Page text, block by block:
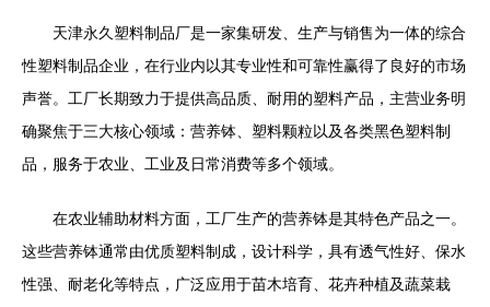
天津永久塑料制品厂是一家集研发、生产与销售为一体的综合
性塑料制品企业，在行业内以其专业性和可靠性赢得了良好的市场
声誉。工厂长期致力于提供高品质、耐用的塑料产品，主营业务明
确聚焦于三大核心领域：营养钵、塑料颗粒以及各类黑色塑料制
品，服务于农业、工业及日常消费等多个领域。
在农业辅助材料方面，工厂生产的营养钵是其特色产品之一。
这些营养钵通常由优质塑料制成，设计科学，具有透气性好、保水
性强、耐老化等特点，广泛应用于苗木培育、花卉种植及蔬菜栽